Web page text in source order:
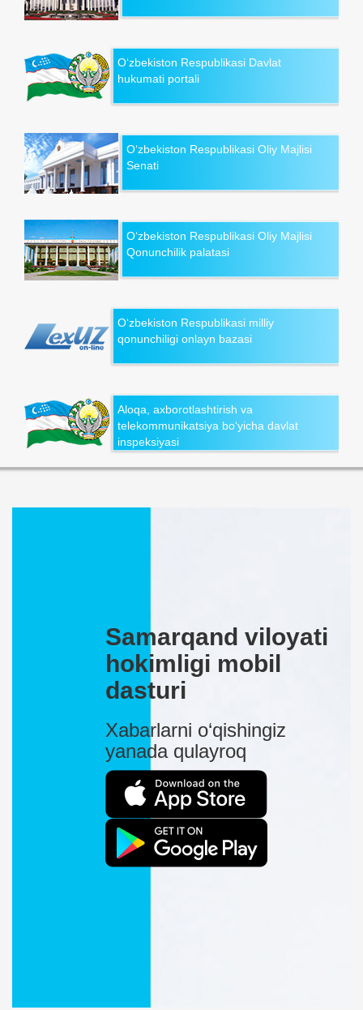
O‘zbekiston Respublikasi Davlat
hukumati portali
O‘zbekiston Respublikasi Oliy Majlisi
Senati
O‘zbekiston Respublikasi Oliy Majlisi
Qonunchilik palatasi
O‘zbekiston Respublikasi milliy
qonunchiligi onlayn bazasi
Aloqa, axborotlashtirish va
telekommunikatsiya bo‘yicha davlat
inspeksiyasi
Samarqand viloyati
hokimligi mobil
dasturi
Xabarlarni o‘qishingiz
yanada qulayroq